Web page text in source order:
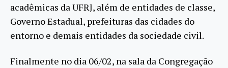
acadêmicas da UFRJ, além de entidades de classe,
Governo Estadual, prefeituras das cidades do
entorno e demais entidades da sociedade civil.
Finalmente no dia 06/02, na sala da Congregação